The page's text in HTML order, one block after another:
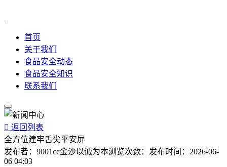
首页
关于我们
食品安全动态
食品安全知识
联系我们
 返回列表
全方位建牢舌尖平安屏
发布者： 9001cc金沙以诚为本浏览次数： 发布时间： 2026-06-
06 04:03